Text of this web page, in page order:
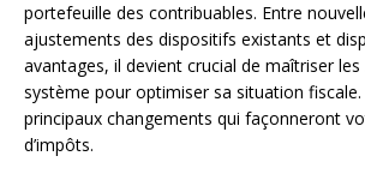
portefeuille des contribuables. Entre
ajustements des dispositifs existants et
avantages, il devient crucial de maîtriser
système pour optimiser sa situation
principaux changements qui façonneront
d’impôts.